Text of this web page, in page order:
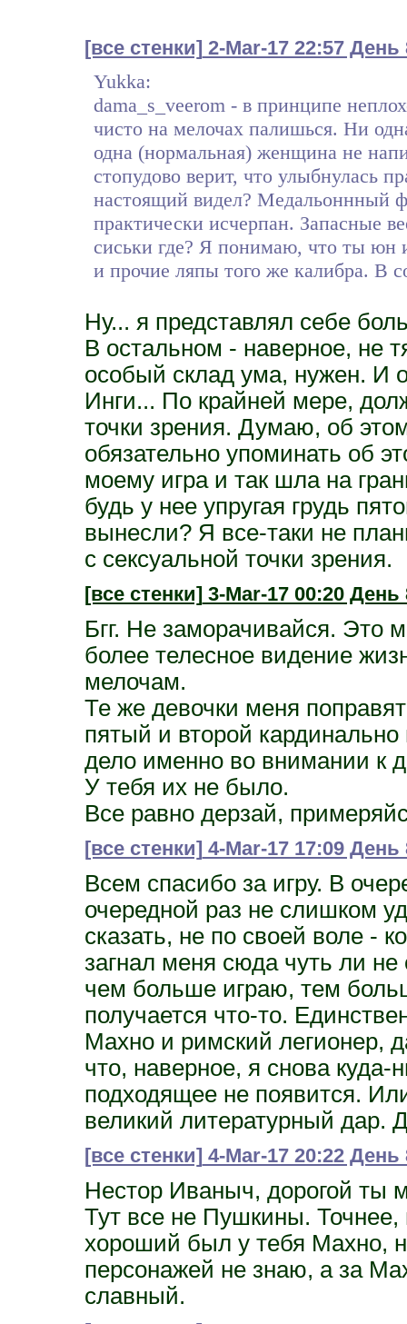
[все стенки] 2-Mar-17 22:57
Yukka:
dama_s_veerom - в принципе
чисто на мелочах палишься. Ни
одна (нормальная) женщина не
стопудово верит, что улыбнулась
настоящий видел? Медальоннный
практически исчерпан. Запасные
сиськи где? Я понимаю, что ты юн
и прочие ляпы того же калибра. В
Ну... я представлял себе
В остальном - наверное, не
особый склад ума, нужен. И
Инги... По крайней мере,
точки зрения. Думаю, об
обязательно упоминать об
моему игра и так шла на
будь у нее упругая грудь
вынесли? Я все-таки не
с сексуальной точки зрения.
[все стенки]3-Mar-17 00:20 День
Бгг. Не заморачивайся. Это
более телесное видение
мелочам.
Те же девочки меня
пятый и второй
дело именно во внимании к
У тебя их не было.
Все равно дерзай,
[все стенки] 4-Mar-17 17:09
Всем спасибо за игру. В
очередной раз не слишком
сказать, не по своей воле -
загнал меня сюда чуть ли
чем больше играю, тем
получается что-то.
Махно и римский легионер,
что, наверное, я снова куда-
подходящее не появится.
великий литературный дар.
[все стенки] 4-Mar-17 20:22
Нестор Иваныч, дорогой ты
Тут все не Пушкины.
хороший был у тебя Махно,
персонажей не знаю, а за
славный.